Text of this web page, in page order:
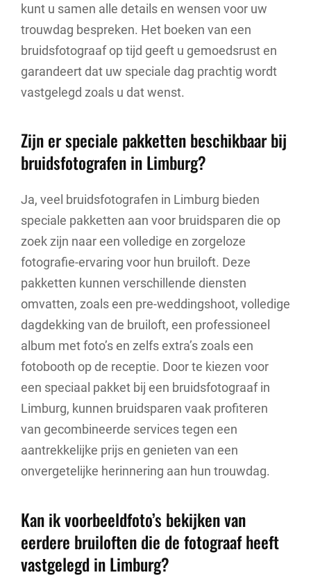
kunt u samen alle details en wensen voor uw
trouwdag bespreken. Het boeken van een
bruidsfotograaf op tijd geeft u gemoedsrust en
garandeert dat uw speciale dag prachtig wordt
vastgelegd zoals u dat wenst.
Zijn er speciale pakketten beschikbaar bij
bruidsfotografen in Limburg?
Ja, veel bruidsfotografen in Limburg bieden
speciale pakketten aan voor bruidsparen die op
zoek zijn naar een volledige en zorgeloze
fotografie-ervaring voor hun bruiloft. Deze
pakketten kunnen verschillende diensten
omvatten, zoals een pre-weddingshoot, volledige
dagdekking van de bruiloft, een professioneel
album met foto’s en zelfs extra’s zoals een
fotobooth op de receptie. Door te kiezen voor
een speciaal pakket bij een bruidsfotograaf in
Limburg, kunnen bruidsparen vaak profiteren
van gecombineerde services tegen een
aantrekkelijke prijs en genieten van een
onvergetelijke herinnering aan hun trouwdag.
Kan ik voorbeeldfoto’s bekijken van
eerdere bruiloften die de fotograaf heeft
vastgelegd in Limburg?